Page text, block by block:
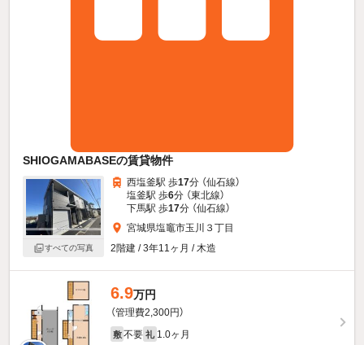
SHIOGAMABASEの賃貸物件
すべての写真
西塩釜駅 歩17分 （仙石線）
塩釜駅 歩6分 （東北線）
下馬駅 歩17分 （仙石線）
宮城県塩竈市玉川３丁目
2階建 / 3年11ヶ月 / 木造
6.9万円
（管理費2,300円）
敷 不要 礼 1.0ヶ月